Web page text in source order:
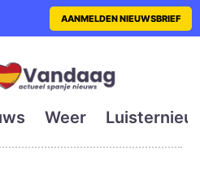
is de eerste
AANMELDEN NIEUWSBRIEF
Weer